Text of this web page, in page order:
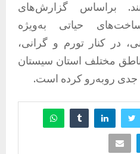
براساس گزارش‌های
حیاتی به‌ویژه
در کنار تورم و گرانی،
مختلف استان سیستان
جدی روبه‌رو کرده است.